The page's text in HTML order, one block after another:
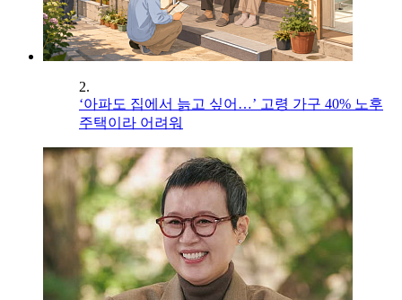
2.
‘아파도 집에서 늙고 싶어…’ 고령 가구 40% 노후
주택이라 어려워